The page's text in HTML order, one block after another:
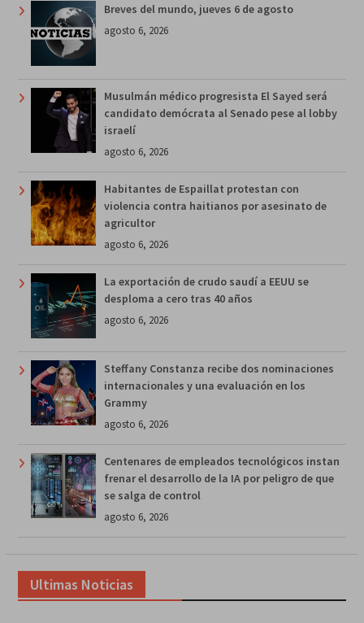
Breves del mundo, jueves 6 de agosto
agosto 6, 2026
Musulmán médico progresista El Sayed será
candidato demócrata al Senado pese al lobby
israelí
agosto 6, 2026
Habitantes de Espaillat protestan con
violencia contra haitianos por asesinato de
agricultor
agosto 6, 2026
La exportación de crudo saudí a EEUU se
desploma a cero tras 40 años
agosto 6, 2026
Steffany Constanza recibe dos nominaciones
internacionales y una evaluación en los
Grammy
agosto 6, 2026
Centenares de empleados tecnológicos instan
frenar el desarrollo de la IA por peligro de que
se salga de control
agosto 6, 2026
Ultimas Noticias